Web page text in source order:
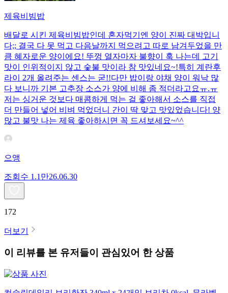
제육비빔밥
배달로 시킨 제육비빔밥인데 혼자먹기엔 양이 진짜 대박입니
다;; 결국 다 못 먹고 다음날까지 먹으려고 따로 남겨두었을 만
큼 혜자로운 양이에요! 뚜껑 열자마자 불향이 훅 나는데 고기
맛이 인위적이지 않고 숯불 맛이라 참 맛있네요~!특히 계란후
라이 2개 올려주는 센스는 굳!! ​다만 밥이랑 야채 양이 워낙 많
다 보니까 기본 고추장 소스가 양에 비해 좀 적더라고요ㅠ.ㅠ
저는 싱거운 것보다 매콤하게 먹는 걸 좋아해서 소스를 직접
더 만들어 넣어 비벼 먹었더니 간이 딱 맞고 맛있었습니다! 양
많고 불맛 나는 제육 좋아하시면 꼭 드셔보세요~^^
으앵
조회수 1.1만26.06.30
172
더보기
이 리뷰를 본 유저들이 관심있어 한 상품